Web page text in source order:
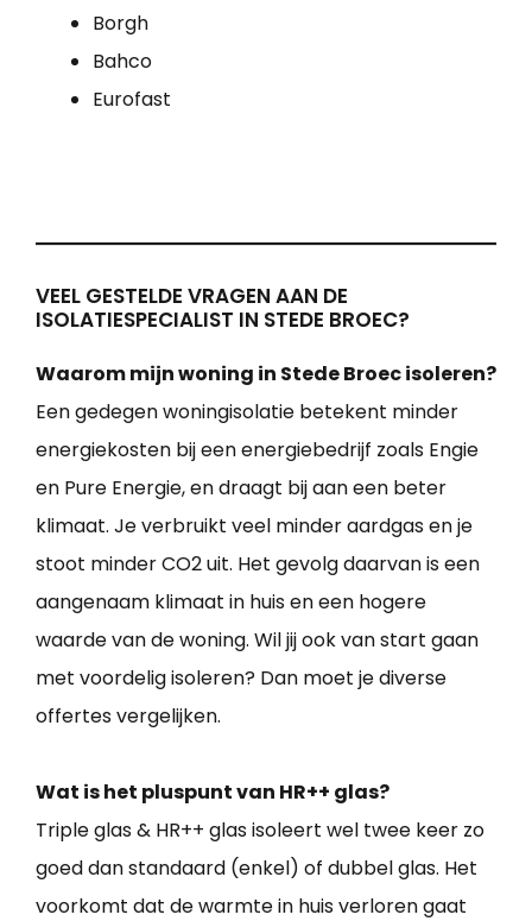
Borgh
Bahco
Eurofast
VEEL GESTELDE VRAGEN AAN DE
ISOLATIESPECIALIST IN STEDE BROEC?
Waarom mijn woning in Stede Broec isoleren?
Een gedegen woningisolatie betekent minder
energiekosten bij een energiebedrijf zoals Engie
en Pure Energie, en draagt bij aan een beter
klimaat. Je verbruikt veel minder aardgas en je
stoot minder CO2 uit. Het gevolg daarvan is een
aangenaam klimaat in huis en een hogere
waarde van de woning. Wil jij ook van start gaan
met voordelig isoleren? Dan moet je diverse
offertes vergelijken.
Wat is het pluspunt van HR++ glas?
Triple glas & HR++ glas isoleert wel twee keer zo
goed dan standaard (enkel) of dubbel glas. Het
voorkomt dat de warmte in huis verloren gaat